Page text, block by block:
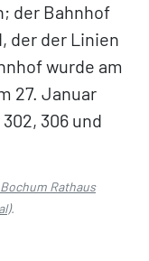
der Bahnhof
der der Linien
wurde am
27. Januar
306 und
Rathaus
).